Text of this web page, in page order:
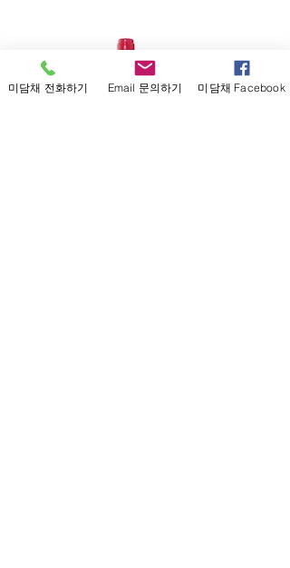
미담채 전화하기 Email 문의하기 미담채 Facebook